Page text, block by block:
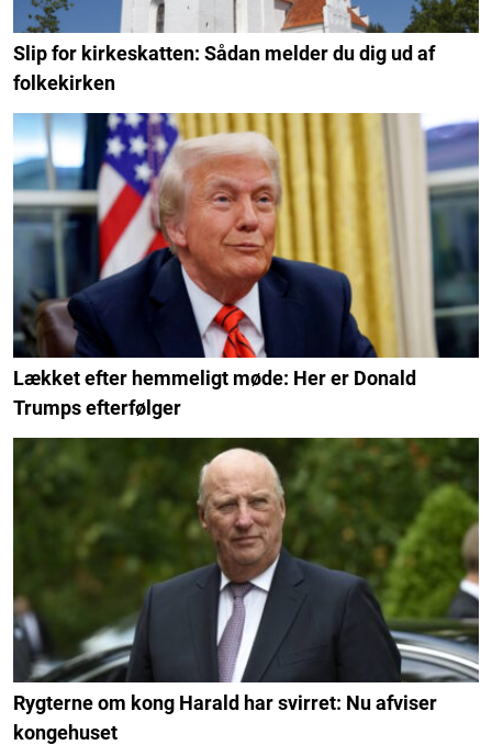
Slip for kirkeskatten: Sådan melder du dig ud af
folkekirken
Lækket efter hemmeligt møde: Her er Donald
Trumps efterfølger
Rygterne om kong Harald har svirret: Nu afviser
kongehuset